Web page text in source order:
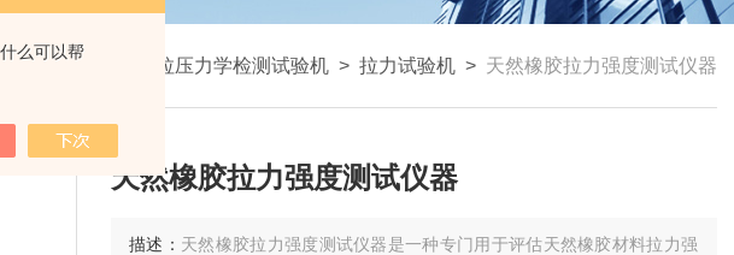
么可以帮
> 产品展示 拉压力学检测试验机 > 拉力试验机 > 天然橡胶拉力强度测试仪器
天然橡胶拉力强度测试仪器
描述： 天然橡胶拉力强度测试仪器是一种专门用于评估天然橡胶材料拉力强